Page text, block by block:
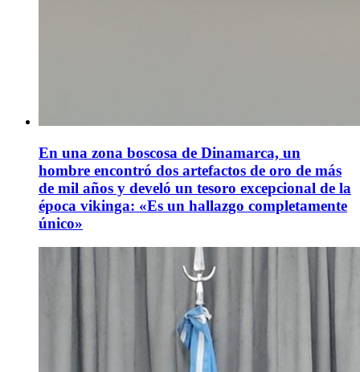
En una zona boscosa de Dinamarca, un
hombre encontró dos artefactos de oro de más
de mil años y develó un tesoro excepcional de la
época vikinga: «Es un hallazgo completamente
único»